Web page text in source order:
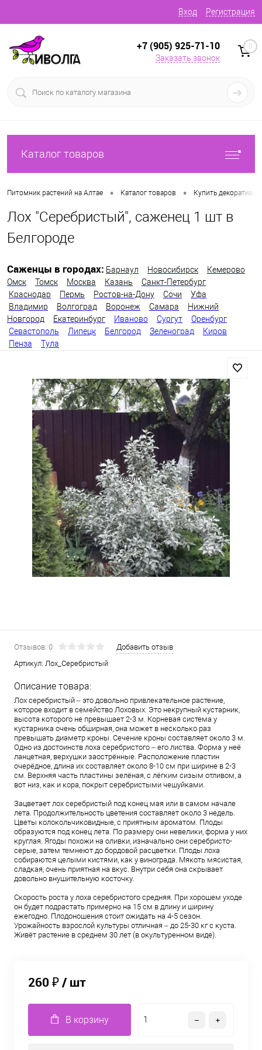
Вход Регистрация
+7 (905) 925-71-10
Заказать звонок
0
Каталог товаров
Питомник растений на Алтае • Каталог товаров • Купить
Лох "Серебристый", саженец 1 шт в
Белгороде
Саженцы в городах: Барнаул Новосибирск
Кемерово
Омск
Томск Москва Казань
Санкт-Петербург
Краснодар
Пермь Ростов-на-Дону Сочи
Уфа
Владимир
Волгоград Воронеж Самара
Нижний
Новгород
Екатеринбург Иваново Сургут
Оренбург
Севастополь
Липецк Белгород Зеленоград
Киров
Пенза
Тула
Отзывов: 0
Добавить отзыв
Артикул: Лох_Серебристый
Описание товара:
Лох серебристый – это довольно привлекательное растение,
которое входит в семейство Лоховых. Это некрупный кустарник,
высота которого не превышает 2-3 м. Корневая система у
кустарника очень обширная, она может в несколько раз
превышать диаметр кроны. Сечение кроны составляет около 3 м.
Одно из достоинств лоха серебристого – его листва. Форма у неё
ланцетная, верхушки заострённые. Расположение пластин
очерёдное, длина их составляет около 8-10 см при ширине в 2-3
см. Верхняя часть пластины зелёная, с лёгким сизым отливом, а
вот низ, как и кора, покрыт серебристыми чешуйками.
Зацветает лох серебристый под конец мая или в самом начале
лета. Продолжительность цветения составляет около 3 недель.
Цветы колокольчиковидные, с приятным ароматом. Плоды
образуются под конец лета. По размеру они невелики, форма у них
круглая. Ягоды похожи на оливки, изначально они серебристо-
серые, затем темнеют до бордовой расцветки. Плоды лоха
собираются целыми кистями, как у винограда. Мякоть мясистая,
сладкая, очень приятная на вкус. Внутри себя она скрывает
довольно внушительную косточку.
Скорость роста у лоха серебристого средняя. При хорошем уходе
он будет подрастать примерно на 15 см в длину и ширину
ежегодно. Плодоношения стоит ожидать на 4-5 сезон.
Урожайность взрослой культуры отличная – до 25-30 кг с куста.
Живёт растение в среднем 30 лет (в окультуренном виде).
260 ₽/ шт
В корзину